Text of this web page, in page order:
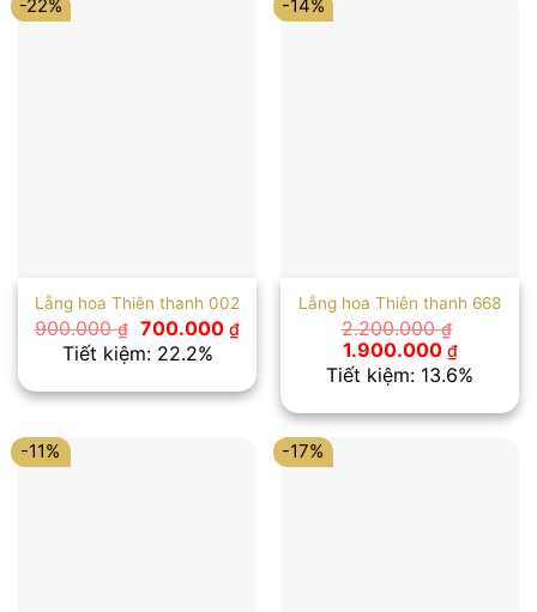
-22%
Lẵng hoa Thiên thanh 002
900.000₫ Giá
gốc
là:
700.000 ₫Giá
hiện
là:
700.000 ₫.
Tiết kiệm: 22.2%
-14%
Lẵng hoa Thiên thanh 668
2.200.000₫
Giá
gốc
là:
1.900.000 ₫Giá
hiện
tại
Tiết kiệm: 13.6%
-11% -17%